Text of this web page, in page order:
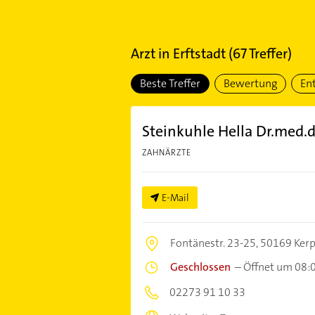
Arztin Erftstadt(67Treffer)
Beste Treffer Bewertung
Steinkuhle Hella
ZAHNÄRZTE
E-Mail
Fontänestr. 23-25,50169
Geschlossen –Öffnet um
02273 91 10 33